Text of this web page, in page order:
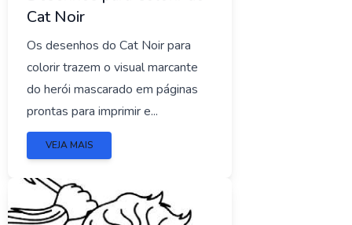
Cat Noir
Os desenhos do Cat Noir para
colorir trazem o visual marcante
do herói mascarado em páginas
prontas para imprimir e...
VEJA MAIS